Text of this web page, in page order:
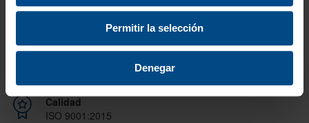
Permitir la selección
Denegar
Garantía
En cambio y devolución
Disponibilidad
Amplio stock disponible
Calidad
ISO 9001:2015